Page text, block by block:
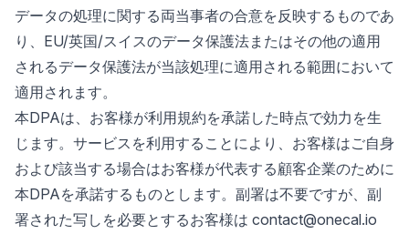
データの処理に関する両当事者の合意を反映するものであ
り、EU/英国/スイスのデータ保護法またはその他の適用
されるデータ保護法が当該処理に適用される範囲において
適用されます。
本DPAは、お客様が利用規約を承諾した時点で効力を生
じます。サービスを利用することにより、お客様はご自身
および該当する場合はお客様が代表する顧客企業のために
本DPAを承諾するものとします。副署は不要ですが、副
署された写しを必要とするお客様は contact@onecal.io